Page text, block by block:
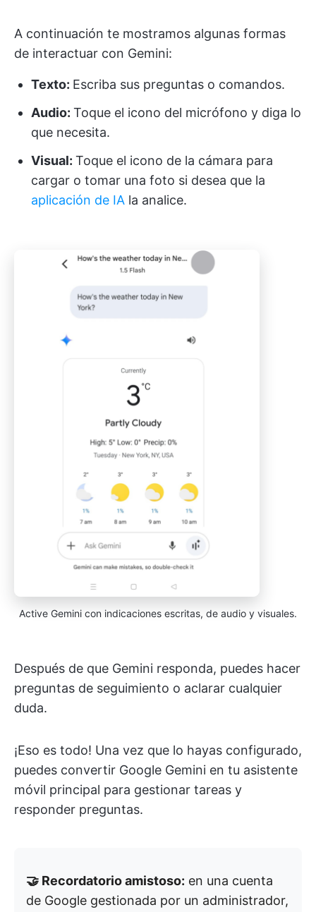
A continuación te mostramos algunas formas
de interactuar con Gemini:
Texto: Escriba sus preguntas o comandos.
Audio: Toque el icono del micrófono y diga lo
que necesita.
Visual: Toque el icono de la cámara para
cargar o tomar una foto si desea que la
aplicación de IA la analice.
Active Gemini con indicaciones escritas, de audio y visuales.
Después de que Gemini responda, puedes hacer
preguntas de seguimiento o aclarar cualquier
duda.
¡Eso es todo! Una vez que lo hayas configurado,
puedes convertir Google Gemini en tu asistente
móvil principal para gestionar tareas y
responder preguntas.
🤝 Recordatorio amistoso: en una cuenta
de Google gestionada por un administrador,